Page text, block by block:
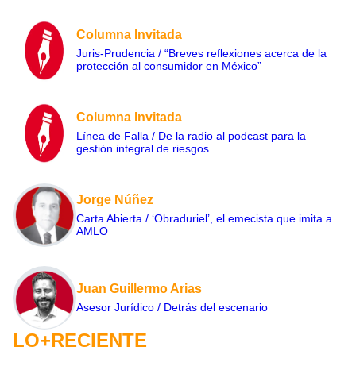
Columna Invitada
Juris-Prudencia / “Breves reflexiones acerca de la
protección al consumidor en México”
Columna Invitada
Línea de Falla / De la radio al podcast para la
gestión integral de riesgos
Jorge Núñez
Carta Abierta / ‘Obraduriel’, el emecista que imita a
AMLO
Juan Guillermo Arias
Asesor Jurídico / Detrás del escenario
LO+RECIENTE